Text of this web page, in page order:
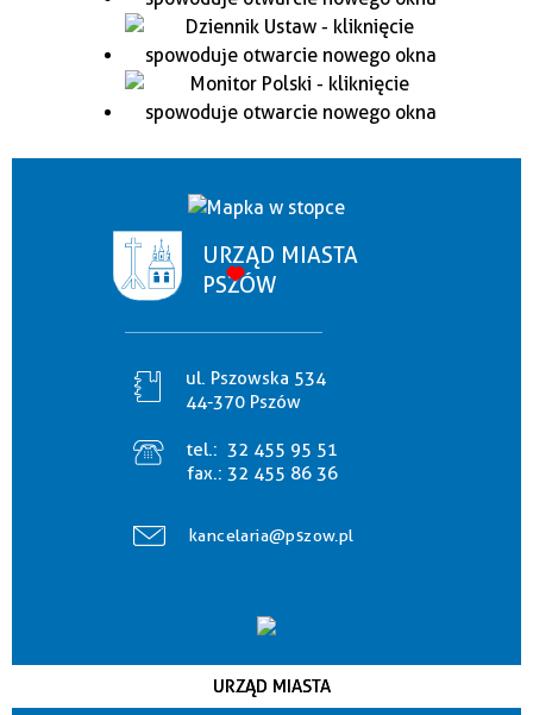
URZĄD MIASTA
PSZÓW
ul. Pszowska 534
44-370 Pszów
tel.: 32 455 95 51
fax.: 32 455 86 36
kancelaria@pszow.pl
URZĄD MIASTA